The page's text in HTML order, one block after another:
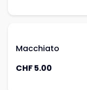
Macchiato
CHF 5.00